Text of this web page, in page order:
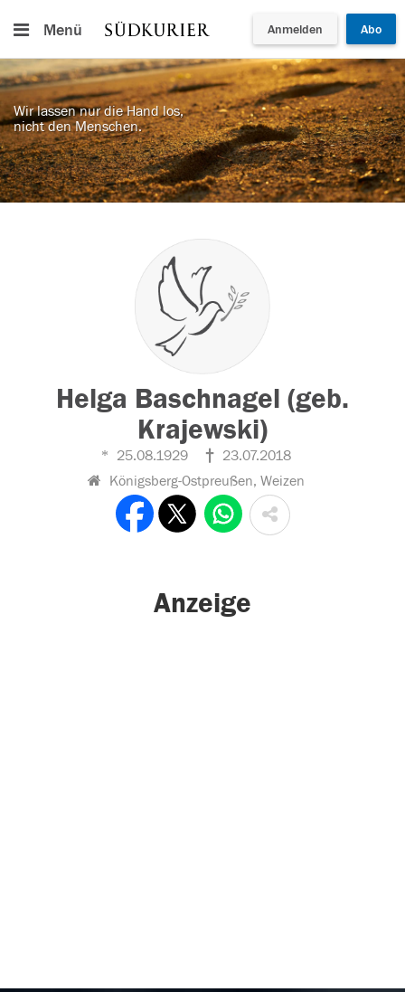
Menü Anmelden Abo
Wir lassen nur die Hand los,
nicht den Menschen.
Helga Baschnagel (geb.
Krajewski)
25.08.1929
23.07.2018
Königsberg-Ostpreußen, Weizen
Anzeige